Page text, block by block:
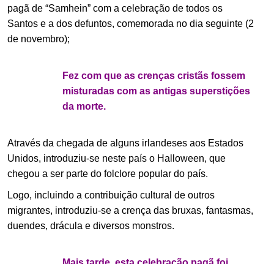
pagã de “Samhein” com a celebração de todos os
Santos e a dos defuntos, comemorada no dia seguinte (2
de novembro);
Fez com que as crenças cristãs fossem
misturadas com as antigas superstições
da morte.
Através da chegada de alguns irlandeses aos Estados
Unidos, introduziu-se neste país o Halloween, que
chegou a ser parte do folclore popular do país.
Logo, incluindo a contribuição cultural de outros
migrantes, introduziu-se a crença das bruxas, fantasmas,
duendes, drácula e diversos monstros.